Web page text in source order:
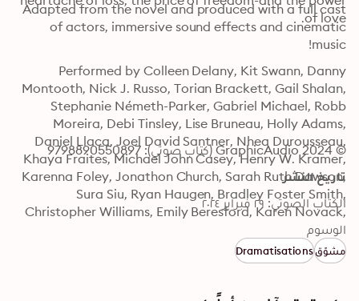
of love.
Adapted from the novel and produced with a full cast
music!
Christopher Williams, Emily Beresford, Karen Novack,
Bullock, and Jeri Marshall."
© 2024 GraphicAudio (كتاب صوتي): 9798890550897
تاريخ النشر
الكتاب الصوتي: ٢٩ فبراير ٢٠٢٤
الوسوم
مشوّقDramatisations